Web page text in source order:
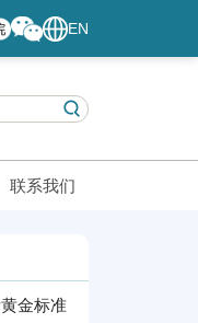
EN
联系我们
金标准